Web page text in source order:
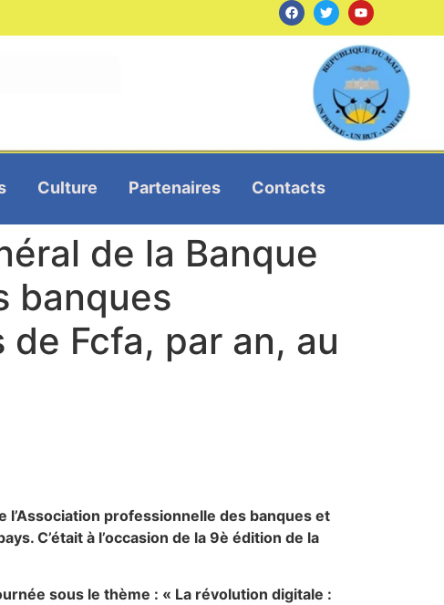
Culture Partenaires Contacts
de la Banque
banques
Fcfa, par an, au
professionnelle des banques et
C’était à l’occasion de la 9è édition de la
sous le thème : « La révolution digitale :